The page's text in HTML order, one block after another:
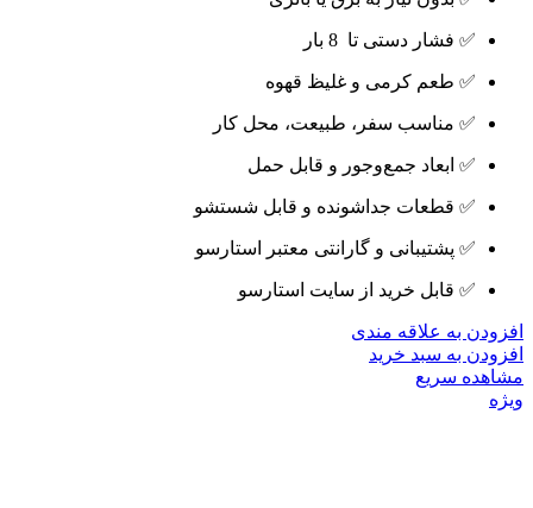
✅ فشار دستی تا 8 بار
✅ طعم کرمی و غلیظ قهوه
✅ مناسب سفر، طبیعت، محل کار
✅ ابعاد جمع‌وجور و قابل حمل
✅ قطعات جداشونده و قابل شستشو
✅ پشتیبانی و گارانتی معتبر استارسو
✅ قابل خرید از سایت استارسو
افزودن به علاقه مندی
افزودن به سبد خرید
مشاهده سریع
ویژه